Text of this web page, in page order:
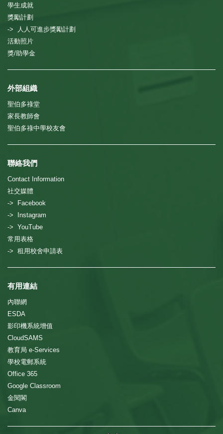
學生成就
獎勵計劃
-> 人人可進步獎勵計劃
活動照片
獎/助學金
外部組織
聖伯多祿堂
家長教師會
聖伯多祿中學校友會
聯絡我們
Contact Information
社交媒體
-> Facebook
-> Instagram
-> YouTube
常用表格
-> 租用校舍申請表
有用連結
內聯網
ESDA
影印機系統增值
CloudSAMS
教育局 e-Services
學校電郵系統
Office 365
Google Classroom
金閱閣
Canva